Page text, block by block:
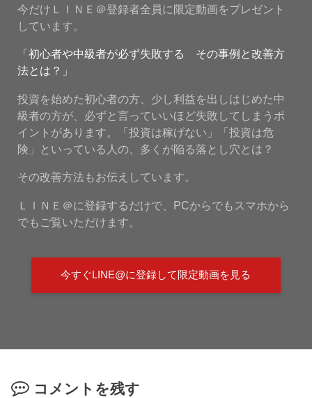
今だけＬＩＮＥ＠登録者全員に限定動画をプレゼント
しています。
「初心者や中級者が必ず失敗する その事例と改善方
法とは？」
投資を始めた初心者の方、少し利益を出しはじめた中
級者の方が、必ずと言っていいほど失敗してしまうポ
イントがあります。「投資は稼げない」「投資は危
険」といっている人の、多くが陥る落とし穴とは？
その改善方法もお伝えしています。
ＬＩＮＥ＠に登録するだけで、PCからでもスマホから
でもご覧いただけます。
今すぐLINE@に登録して限定動画を見る
コメントを残す